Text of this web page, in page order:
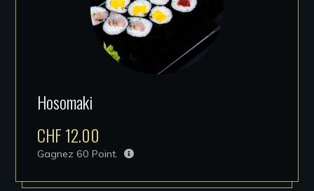
Hosomaki
CHF12.00
Gagnez60 Point.